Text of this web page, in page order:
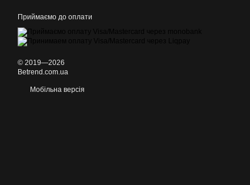
Приймаємо до оплати
© 2019—2026
Betrend.com.ua
Мобільна версія